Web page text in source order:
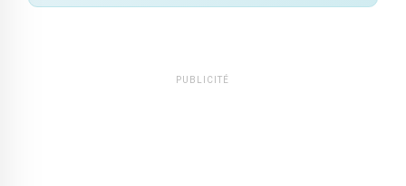
PUBLICITÉ